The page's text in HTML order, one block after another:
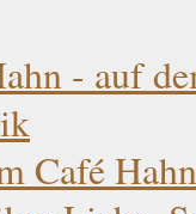
- auf
Café